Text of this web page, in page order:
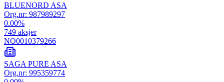
BLUENORD ASA
Org.nr: 987989297
0.00%
749 aksjer
NO0010379266
SAGA PURE ASA
Org.nr: 995359774